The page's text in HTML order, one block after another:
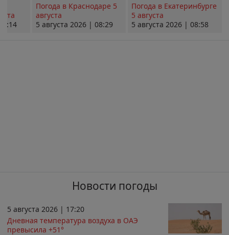
Погода в Краснодаре 5
августа
5 августа 2026 | 08:29
Погода в Екатеринбурге
5 августа
5 августа 2026 | 08:58
Новости погоды
5 августа 2026 | 17:20
Дневная температура воздуха в ОАЭ
превысила +51°